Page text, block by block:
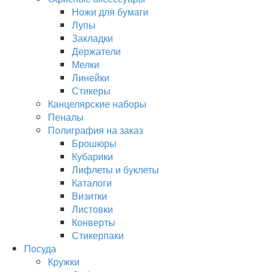
Ножи для бумаги
Лупы
Закладки
Держатели
Мелки
Линейки
Стикеры
Канцелярские наборы
Пеналы
Полиграфия на заказ
Брошюры
Кубарики
Лифлеты и буклеты
Каталоги
Визитки
Листовки
Конверты
Стикерпаки
Посуда
Кружки